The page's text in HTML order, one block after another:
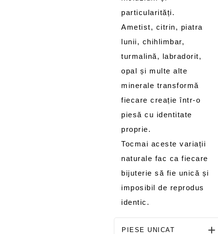
particularități.
Ametist, citrin, piatra
lunii, chihlimbar,
turmalină, labradorit,
opal și multe alte
minerale transformă
fiecare creație într-o
piesă cu identitate
proprie.
Tocmai aceste variații
naturale fac ca fiecare
bijuterie să fie unică și
imposibil de reprodus
identic.
PIESE UNICAT